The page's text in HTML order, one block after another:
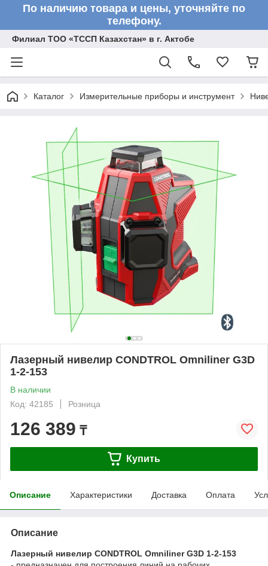
По наличию товара и цены, уточняйте по
телефону.
Филиал ТОО «ТССП Казахстан» в г. Актобе
Каталог Измерительные приборы и инструмент
Лазерный нивелир CONDTROL Omniliner G3D
1-2-153
В наличии
Код: 42185
Розница
126 389 ₸
Купить
Описание Характеристики Доставка Оплата
Описание
Лазерный нивелир CONDTROL Omniliner G3D 1-2-153